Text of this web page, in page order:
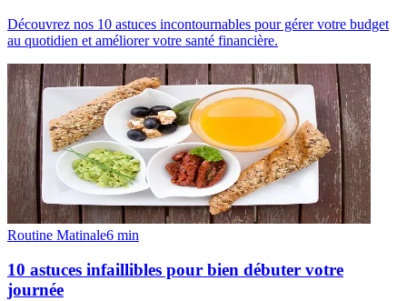
Découvrez nos 10 astuces incontournables pour gérer votre budget
au quotidien et améliorer votre santé financière.
Routine Matinale6 min
10 astuces infaillibles pour bien débuter votre
journée